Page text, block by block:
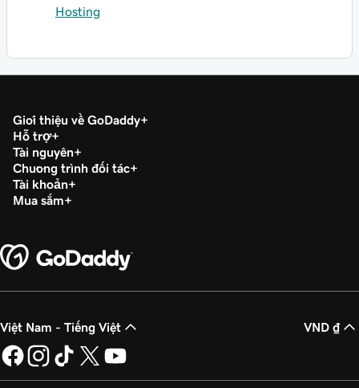
Hosting
Giới thiệu về GoDaddy
Hỗ trợ
Tài nguyên
Chương trình đối tác
Tài khoản
Mua sắm
Việt Nam - Tiếng Việt VND ₫